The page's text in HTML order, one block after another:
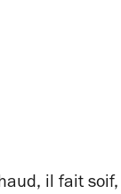
il fait